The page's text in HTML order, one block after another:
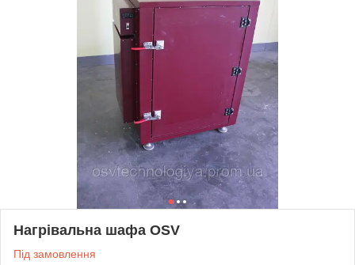
Нагрівальна шафа OSV
Під замовлення